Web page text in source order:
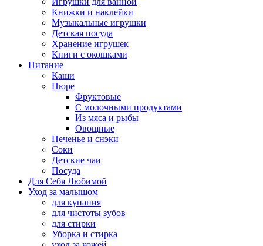
Книжки и наклейки
Музыкальные игрушки
Детская посуда
Хранение игрушек
Книги с окошками
Питание
Каши
Пюре
Фруктовые
С молочными продуктами
Из мяса и рыбы
Овощные
Печенье и снэки
Соки
Детские чаи
Посуда
Для Себя Любимой
Уход за малышом
для купания
для чистоты зубов
для стирки
Уборка и стирка